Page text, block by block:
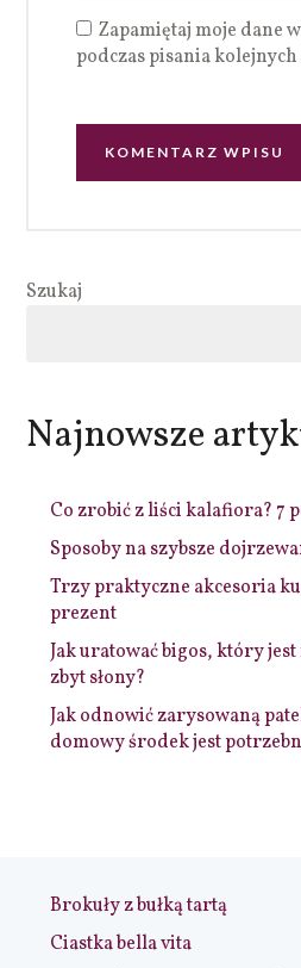
Zapamiętaj moje dane
podczas pisania
Szukaj
Najnowsze
Co zrobić z liści kalafiora? 7
Sposoby na szybsze
Trzy praktyczne akcesoria
prezent
Jak uratować bigos, który
zbyt słony?
Jak odnowić zarysowaną
domowy środek jest
Brokuły z bułką tartą
Ciastka bella vita